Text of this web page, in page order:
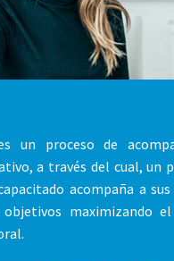
un proceso de
a través del cual, un
acompaña a
objetivos maximizando